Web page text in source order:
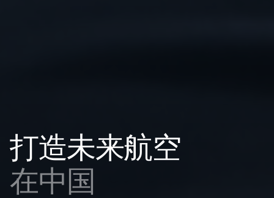
打造未来航空
在中国